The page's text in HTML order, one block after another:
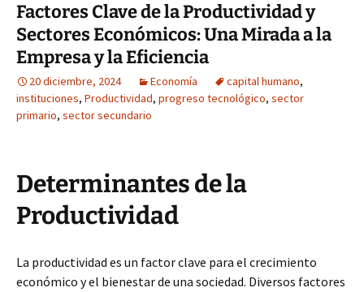
Factores Clave de la Productividad y
Sectores Económicos: Una Mirada a la
Empresa y la Eficiencia
20 diciembre, 2024 Economía capital humano,
instituciones, Productividad, progreso tecnológico, sector
primario, sector secundario
Determinantes de la
Productividad
La productividad es un factor clave para el crecimiento
económico y el bienestar de una sociedad. Diversos factores